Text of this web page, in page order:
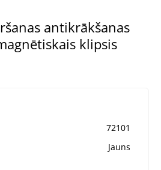
antikrākšanas
klipsis
72101
Jauns